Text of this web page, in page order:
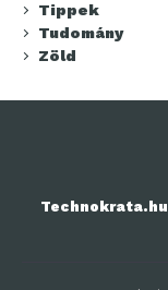
Tippek
Tudomány
Zöld
Technokrata.hu